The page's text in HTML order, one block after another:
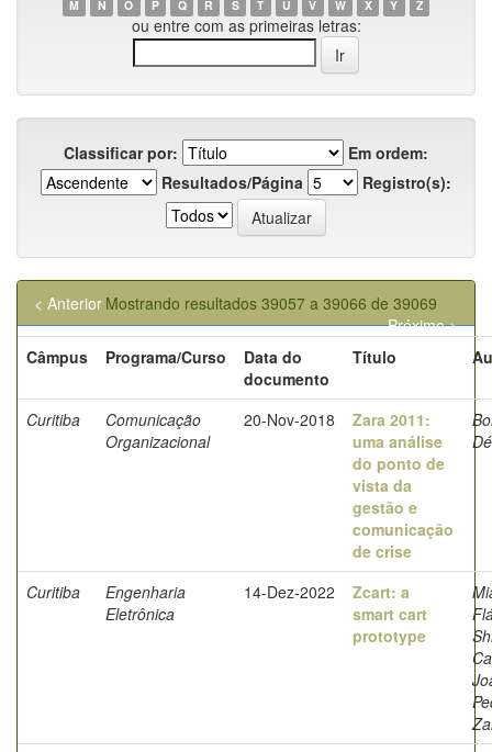
M
N O P Q R S T U V W X Y Z
ou entre com as primeiras letras:
Classificar por:
Em ordem:
Resultados/Página
Registro(s):
Mostrando resultados 39057 a 39066 de 39069
< Anterior
Próximo >
Câmpus
Programa/Curso
Data do
documento
Título
Curitiba
Comunicação
Organizacional
20-Nov-2018
Zara 2011:
uma análise
do ponto de
vista da
gestão e
comunicação
de crise
Curitiba
Engenharia
Eletrônica
14-Dez-2022
Zcart: a
smart cart
prototype